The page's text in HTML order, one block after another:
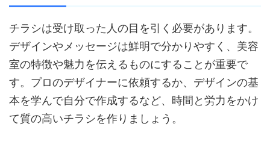
チラシは受け取った人の目を引く必要があります。
デザインやメッセージは鮮明で分かりやすく、美容
室の特徴や魅力を伝えるものにすることが重要で
す。プロのデザイナーに依頼するか、デザインの基
本を学んで自分で作成するなど、時間と労力をかけ
て質の高いチラシを作りましょう。